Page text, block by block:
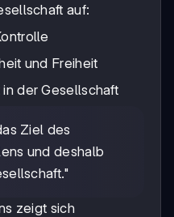
auf:
und Freiheit
der Gesellschaft
Ziel des
und deshalb
zeigt sich